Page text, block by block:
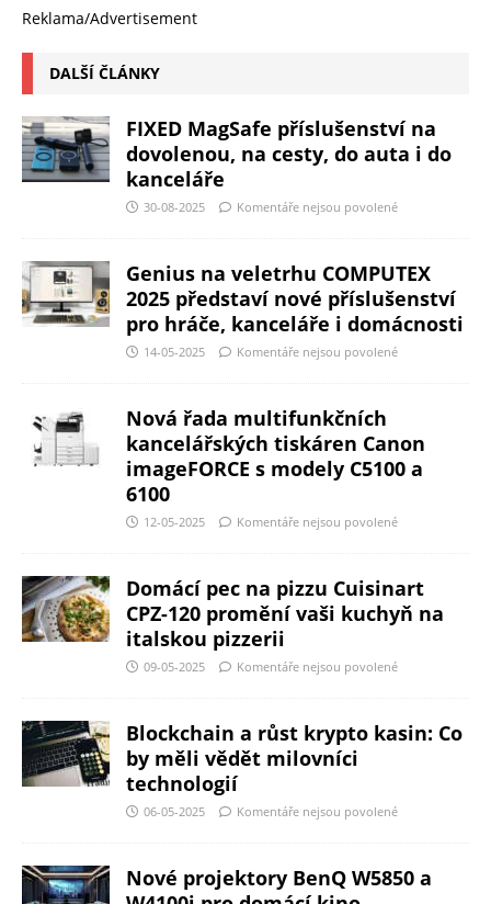
Reklama/Advertisement
DALŠÍ ČLÁNKY
FIXED MagSafe příslušenství na
dovolenou, na cesty, do auta i do
kanceláře
30-08-2025 Komentáře nejsou povolené
Genius na veletrhu COMPUTEX
2025 představí nové příslušenství
pro hráče, kanceláře i domácnosti
14-05-2025 Komentáře nejsou povolené
Nová řada multifunkčních
kancelářských tiskáren Canon
imageFORCE s modely C5100 a
6100
12-05-2025 Komentáře nejsou povolené
Domácí pec na pizzu Cuisinart
CPZ-120 promění vaši kuchyň na
italskou pizzerii
09-05-2025 Komentáře nejsou povolené
Blockchain a růst krypto kasin: Co
by měli vědět milovníci
technologií
06-05-2025 Komentáře nejsou povolené
Nové projektory BenQ W5850 a